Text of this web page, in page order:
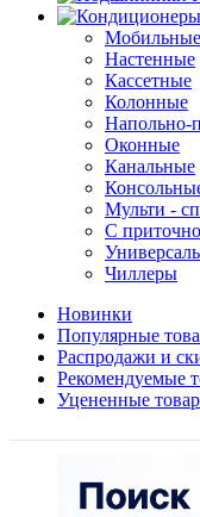
Мобильные
Настенные
Кассетные
Колонные
Напольно-
Оконные
Канальные
Мульти -
С
Чиллеры
Новинки
Популярные
Распродажи и
Рекомендуемые
Уцененные